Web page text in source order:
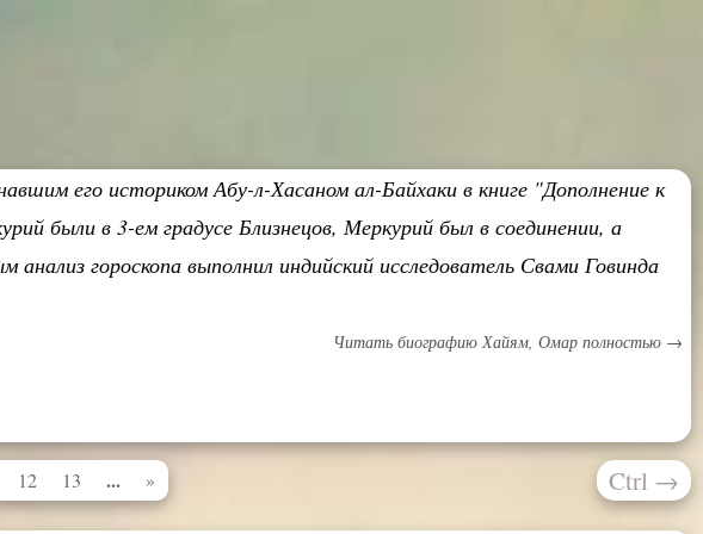
его историком Абу-л-Хасаном ал-Байхаки в книге "Дополнение к
были в 3-ем градусе Близнецов, Меркурий был в соединении, а
гороскопа выполнил индийский исследователь Свами Говинда
Читать биографию Хайям, Омар полностью →
12 13 ... » Ctrl →